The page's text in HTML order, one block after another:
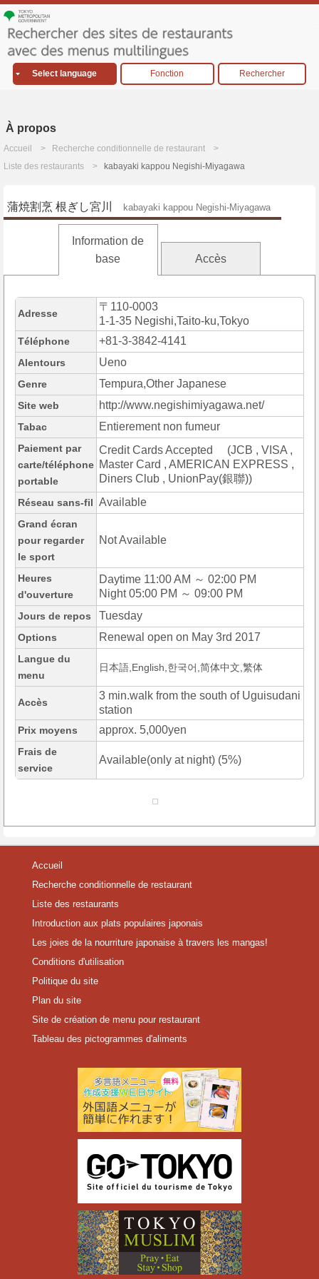
Select language Fonction Rechercher
À propos
Accueil
Recherche conditionnelle de restaurant
Liste des restaurants
kabayaki kappou Negishi-Miyagawa
蒲焼割烹 根ぎし宮川 kabayaki kappou Negishi-Miyagawa
Information de
base
Accès
Adresse
〒110-0003
1-1-35 Negishi,Taito-ku,Tokyo
Téléphone +81-3-3842-4141
Alentours Ueno
Genre Tempura,Other Japanese
Site web http://www.negishimiyagawa.net/
Tabac Entierement non fumeur
Paiement par
carte/téléphone
portable
Credit Cards Accepted (JCB , VISA ,
Master Card , AMERICAN EXPRESS ,
Diners Club , UnionPay(銀聯))
Réseau sans-fil Available
Grand écran
pour regarder
le sport
Not Available
Heures
d'ouverture
Daytime 11:00 AM ～ 02:00 PM
Night 05:00 PM ～ 09:00 PM
Jours de repos Tuesday
Options Renewal open on May 3rd 2017
Langue du
menu
日本語,English,한국어,简体中文,繁体
Accès
3 min.walk from the south of Uguisudani
station
Prix moyens approx. 5,000yen
Frais de
service
Available(only at night) (5%)
Accueil
Recherche conditionnelle de restaurant
Liste des restaurants
Introduction aux plats populaires japonais
Les joies de la nourriture japonaise à travers les mangas!
Conditions d'utilisation
Politique du site
Plan du site
Site de création de menu pour restaurant
Tableau des pictogrammes d'aliments